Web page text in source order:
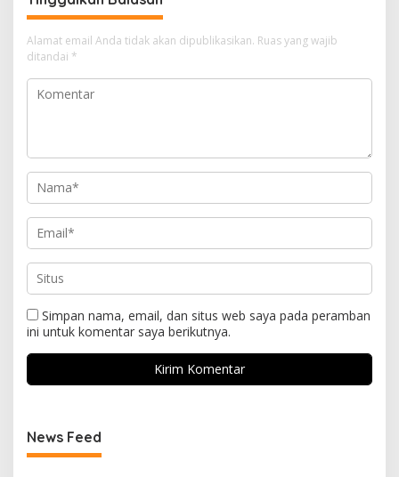
Alamat email Anda tidak akan dipublikasikan. Ruas yang wajib
ditandai *
Simpan nama, email, dan situs web saya pada peramban
ini untuk komentar saya berikutnya.
News Feed